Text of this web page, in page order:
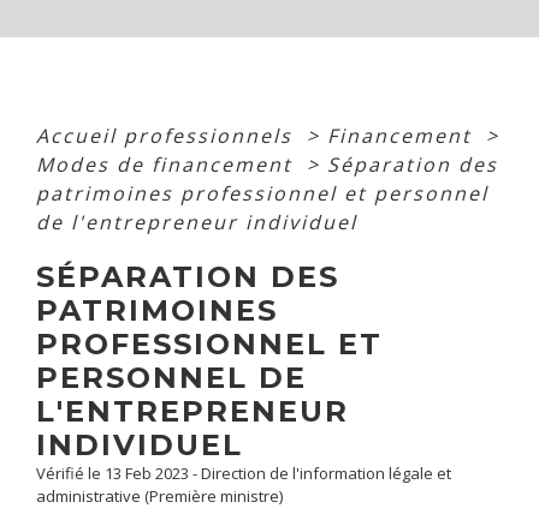
Accueil professionnels > Financement >
Modes de financement > Séparation des
patrimoines professionnel et personnel
de l'entrepreneur individuel
SÉPARATION DES
PATRIMOINES
PROFESSIONNEL ET
PERSONNEL DE
L'ENTREPRENEUR
INDIVIDUEL
Vérifié le 13 Feb 2023 - Direction de l'information légale et
administrative (Première ministre)